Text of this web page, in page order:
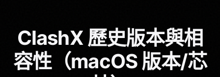
ClashX 歷史版本與相
容性（macOS 版本/芯